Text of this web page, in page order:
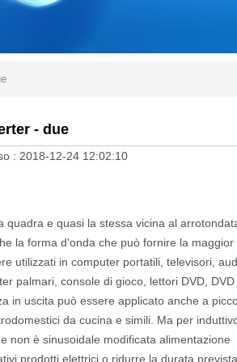
- due
: 2018-12-24 12:02:10
e quasi la stessa vicina al
la forma d'onda che può fornire la maggior
utilizzati in computer portatili, televisori,
palmari, console di gioco, lettori DVD, DVD
in uscita può essere applicato anche a
da cucina e simili. Ma per
non è sinusoidale modificata alimentazione
prodotti elettrici o ridurre la durata